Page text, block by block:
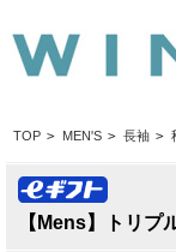
TOP > MEN'S > 長袖 >
【Mens】トリ